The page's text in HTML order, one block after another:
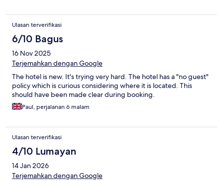
Ulasan terverifikasi
6/10 Bagus
16 Nov 2025
Terjemahkan dengan Google
The hotel is new. It's trying very hard. The hotel has a "no guest"
policy which is curious considering where it is located. This
should have been made clear during booking.
Paul, perjalanan 6 malam
Ulasan terverifikasi
4/10 Lumayan
14 Jan 2026
Terjemahkan dengan Google